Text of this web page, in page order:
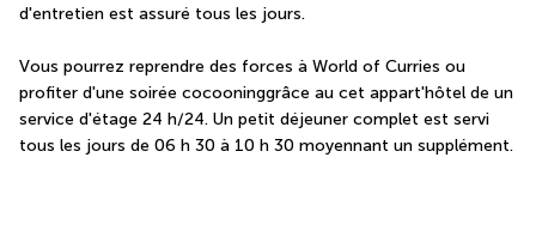
d'entretien est assuré tous les jours.
Vous pourrez reprendre des forces à World of Curries ou
profiter d'une soirée cocooninggrâce au cet appart'hôtel de un
service d'étage 24 h/24. Un petit déjeuner complet est servi
tous les jours de 06 h 30 à 10 h 30 moyennant un supplément.